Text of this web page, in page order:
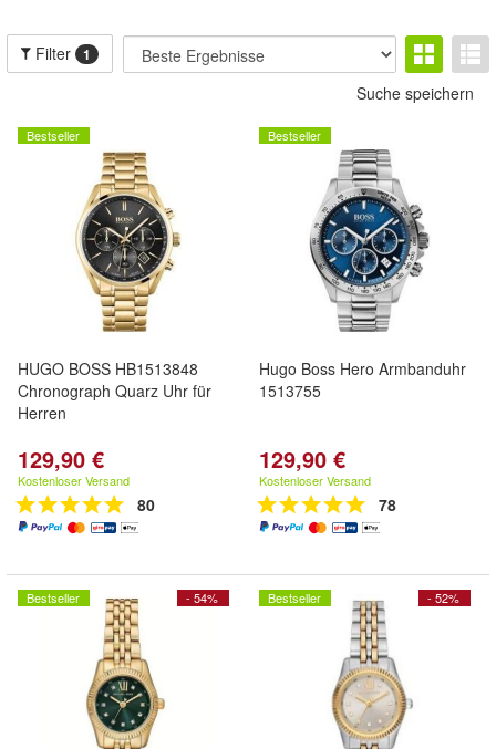
Filter 1
Suche speichern
Bestseller
HUGO BOSS HB1513848
Chronograph Quarz Uhr für
Herren
129,90 €
Kostenloser Versand
80
Bestseller
Hugo Boss Hero Armbanduhr
1513755
129,90 €
Kostenloser Versand
78
- 54%
Bestseller - 52%
Bestseller